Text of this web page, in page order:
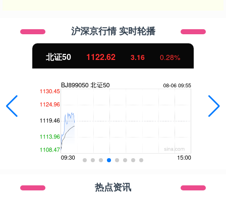
沪深京行情 实时轮播
创业板指 3502.36 -32.78 -0.93%
热点资讯